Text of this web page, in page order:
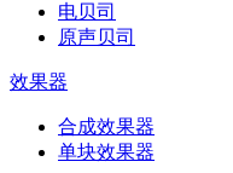
电贝司
原声贝司
效果器
合成效果器
单块效果器